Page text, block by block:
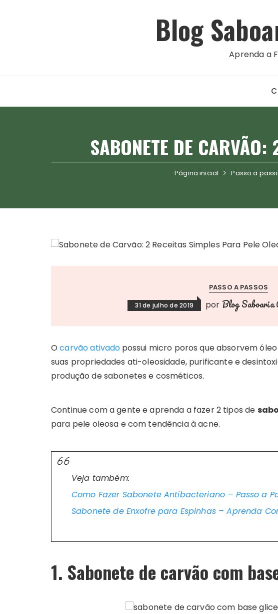
Blog
Aprenda a
SABONETE DE
Página inicial Passo a
PASSO A PASSOS
31 de julho de 2019 por Blog
Ocarvão ativado possui micro poros que absorvem
suas propriedades ati-oleosidade, purificante e
produção de sabonetes e cosméticos.
Continue com a gente e aprenda a fazer 2 tipos de
para pele oleosa e com tendência à acne.
Veja também:
Como Fazer Sabonete Antibacteriano – Passo a
Sabonete de Enxofre para Espinhas – Aprenda
1. Sabonete de carvão com